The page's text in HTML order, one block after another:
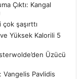
Çıktı: Kangal
şaşırttı
ve Yüksek Kalorili 5
Üzücü
Pavlidis